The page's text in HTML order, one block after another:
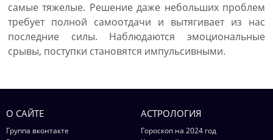
самые тяжелые. Решение даже небольших проблем
требует полной самоотдачи и вытягивает из нас
последние силы. Наблюдаются эмоциональные
срывы, поступки становятся импульсивными.
О САЙТЕ
Группа вконтакте
АСТРОЛОГИЯ
Гороскоп на 2024 год